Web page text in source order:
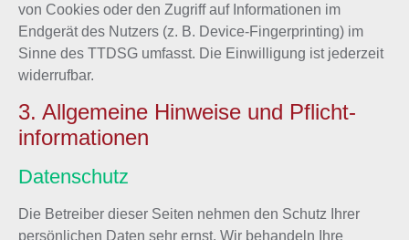
von Cookies oder den Zugriff auf Informationen im
Endgerät des Nutzers (z. B. Device-Fingerprinting) im
Sinne des TTDSG umfasst. Die Einwilligung ist jederzeit
widerrufbar.
3. Allgemeine Hinweise und Pflicht­
informationen
Datenschutz
Die Betreiber dieser Seiten nehmen den Schutz Ihrer
persönlichen Daten sehr ernst. Wir behandeln Ihre